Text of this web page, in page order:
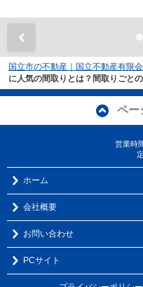
国立市の不動産｜国立不動産有限
に人気の間取りとは？間取りごと
ペー
営業時
ホーム
会社概要
お問い合わせ
PCサイト